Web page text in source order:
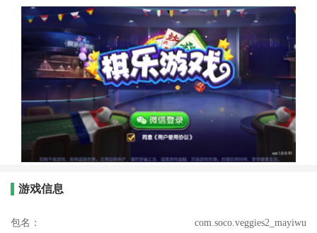
游戏信息
包名： com.soco.veggies2_mayiwu